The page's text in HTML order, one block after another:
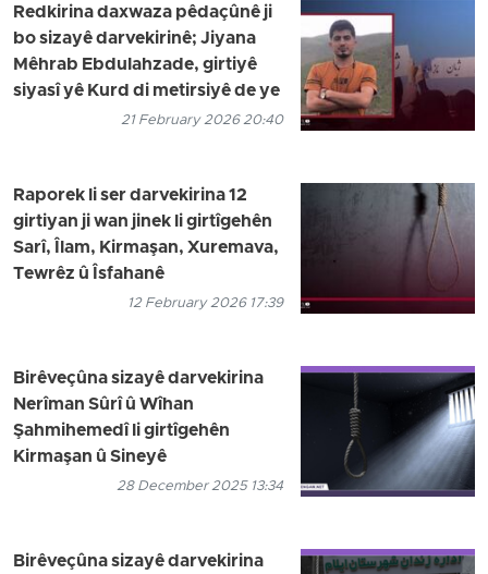
Redkirina daxwaza pêdaçûnê ji
bo sizayê darvekirinê; Jiyana
Mêhrab Ebdulahzade, girtiyê
siyasî yê Kurd di metirsiyê de ye
21 February 2026 20:40
Raporek li ser darvekirina 12
girtiyan ji wan jinek li girtîgehên
Sarî, Îlam, Kirmaşan, Xuremava,
Tewrêz û Îsfahanê
12 February 2026 17:39
Birêveçûna sizayê darvekirina
Nerîman Sûrî û Wîhan
Şahmihemedî li girtîgehên
Kirmaşan û Sineyê
28 December 2025 13:34
Birêveçûna sizayê darvekirina